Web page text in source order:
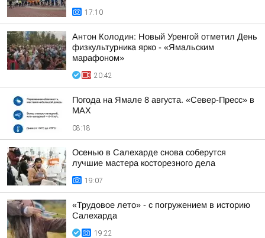
17:10
Антон Колодин: Новый Уренгой отметил День
физкультурника ярко - «Ямальским
марафоном»
20:42
Погода на Ямале 8 августа. «Север-Пресс» в
MAX
08:18
Осенью в Салехарде снова соберутся
лучшие мастера косторезного дела
19:07
«Трудовое лето» - с погружением в историю
Салехарда
19:22